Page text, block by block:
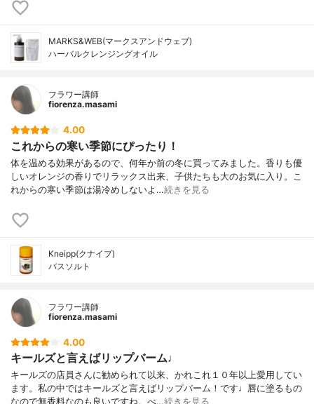
MARKS&WEB(マークスアンドウェブ)
ハーバルクレンジングオイル
フラワー講師
fiorenza.masami
4.00
これからの寒い季節にぴったり！
体を温める効果があるので、何年か前の冬に買ってみました。香りも優
しいオレンジの香りでリラックス出来、子供たちも大のお気に入り。こ
れからの寒い季節は湯冷めしないよ…続きを見る
Kneipp(クナイプ)
バスソルト
フラワー講師
fiorenza.masami
4.00
キールズと言えばリップバーム♩
キールズの店員さんに勧められて以来、かれこれ１０年以上愛用してい
ます。私の中ではキールズと言えばリップバーム！です♩唇に塗るもの
なので無香料なのも良いですね。べ…続きを見る